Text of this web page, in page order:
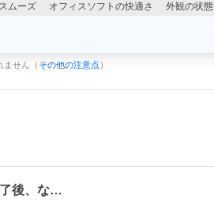
ムーズ オフィスソフトの快適さ 外観の状
ません（ その他の注意点 ）
後、な…